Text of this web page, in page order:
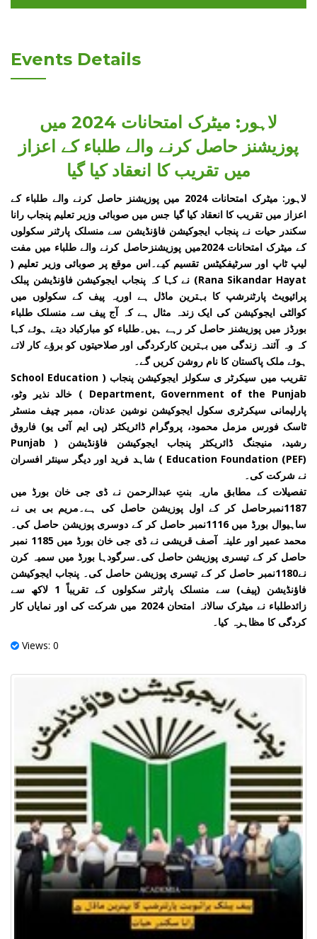
Events Details
لاہور: میٹرک امتحانات 2024 میں
پوزیشنز حاصل کرنے والے طلباء کے اعزاز
میں تقریب کا انعقاد کیا گیا
لاہور: میٹرک امتحانات 2024 میں پوزیشنز حاصل کرنے والے طلباء کے
اعزاز میں تقریب کا انعقاد کیا گیا جس میں صوبائی وزیر تعلیم پنجاب رانا
سکندر حیات نے پنجاب ایجوکیشن فاؤنڈیشن سے منسلک پارٹنر سکولوں
کے میٹرک امتحانات 2024میں پوزیشنزحاصل کرنے والے طلباء میں مفت
لیپ ٹاپ اور سرٹیفکیٹس تقسیم کیے۔اس موقع پر صوبائی وزیر تعلیم (
Rana Sikandar Hayat) نے کہا کہ پنجاب ایجوکیشن فاؤنڈیشن پبلک
پرائیویٹ پارٹنرشپ کا بہترین ماڈل ہے اوریہ پیف کے سکولوں میں
کوالٹی ایجوکیشن کی ایک زندہ مثال ہے کہ آج پیف سے منسلک طلباء
بورڈز میں پوزیشنز حاصل کر رہے ہیں۔طلباء کو مبارکباد دیتے ہوئے کہا
کہ وہ آئندہ زندگی میں بہترین کارکردگی اور صلاحیتوں کو برؤے کار لاتے
ہوئے ملک پاکستان کا نام روشن کریں گے۔
تقریب میں سیکرٹر ی سکولز ایجوکیشن پنجاب ( School Education
Department, Government of the Punjab ) خالد نذیر وٹو،
پارلیمانی سیکرٹری سکول ایجوکیشن نوشین عدنان، ممبر چیف منسٹر
ٹاسک فورس مزمل محمود، پروگرام ڈائریکٹر (پی ایم آئی یو) فاروق
رشید، منیجنگ ڈائریکٹر پنجاب ایجوکیشن فاؤنڈیشن ( Punjab
Education Foundation (PEF) ) شاہد فرید اور دیگر سینئر افسران
نے شرکت کی۔
تفصیلات کے مطابق ماریہ بنتِ عبدالرحمن نے ڈی جی خان بورڈ میں
1187نمبرحاصل کر کے اول پوزیشن حاصل کی ہے۔مریم بی بی نے
ساہیوال بورڈ میں 1116نمبر حاصل کر کے دوسری پوزیشن حاصل کی۔
محمد عمیر اور علینہ آصف قریشی نے ڈی جی خان بورڈ میں 1185 نمبر
حاصل کر کے تیسری پوزیشن حاصل کی۔سرگودہا بورڈ میں سمیہ کرن
نے1180نمبر حاصل کر کے تیسری پوزیشن حاصل کی۔ پنجاب ایجوکیشن
فاؤنڈیشن (پیف) سے منسلک پارٹنر سکولوں کے تقریباً 1 لاکھ سے
زائدطلباء نے میٹرک سالانہ امتحان 2024 میں شرکت کی اور نمایاں کار
کردگی کا مظاہرہ کیا۔
Views: 0